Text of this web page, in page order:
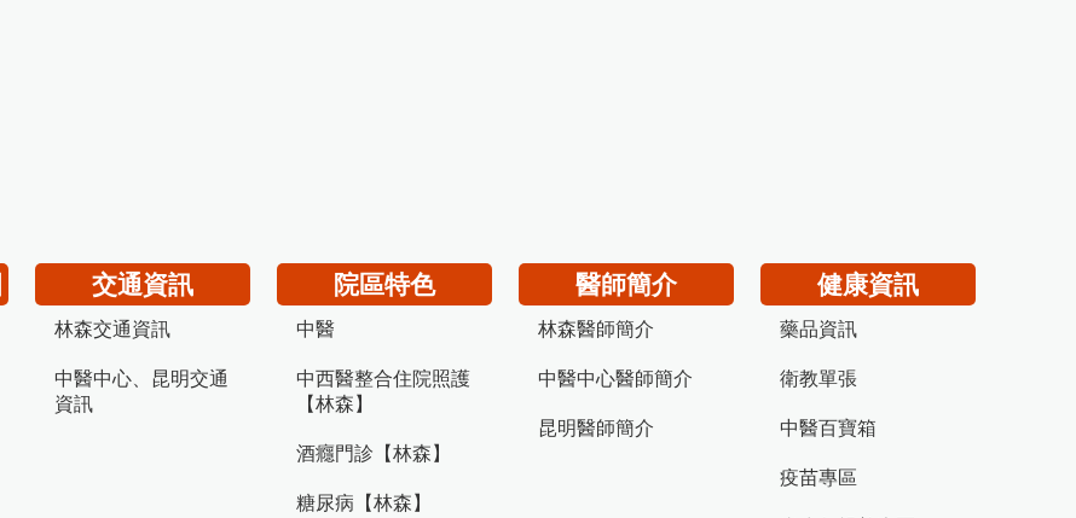
交通資訊
林森交通資訊
中醫中心、昆明交通
資訊
院區特色
中醫
中西醫整合住院照護
【林森】
酒癮門診【林森】
糖尿病【林森】
醫師簡介
林森醫師簡介
中醫中心醫師簡介
昆明醫師簡介
健康資訊
藥品資訊
衛教單張
中醫百寶箱
疫苗專區